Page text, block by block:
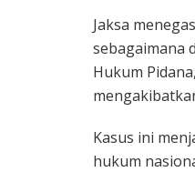
Jaksa
sebagaimana
Hukum
Kasus ini
hukum